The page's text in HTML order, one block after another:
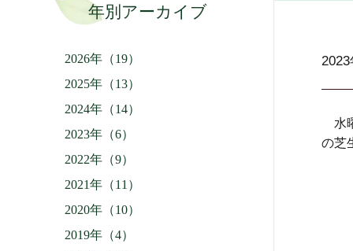
年別アーカイブ
2026年（19）
2025年（13）
2024年（14）
2023年（6）
2022年（9）
2021年（11）
2020年（10）
2019年（4）
水
の芝